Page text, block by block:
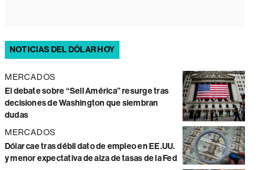
NOTICIAS DEL DÓLAR HOY
MERCADOS
El debate sobre “Sell América” resurge tras
decisiones de Washington que siembran
dudas
MERCADOS
Dólar cae tras débil dato de empleo en EE.UU.
y menor expectativa de alza de tasas de la Fed